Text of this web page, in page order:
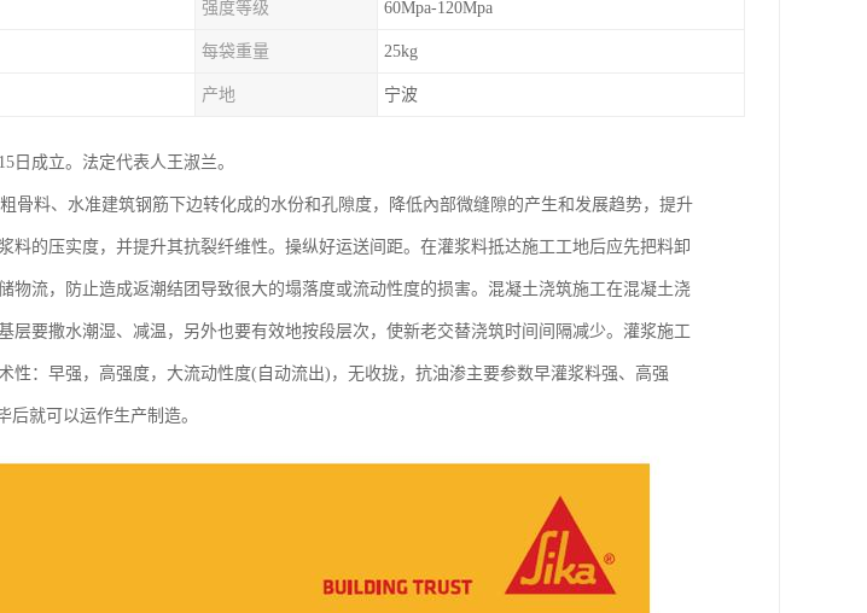
强度等级 60Mpa-120Mpa
每袋重量 25kg
产地 宁波
日成立。法定代表人王淑兰。
骨料、水准建筑钢筋下边转化成的水份和孔隙度，降低內部微缝隙的产生和发展趋势，提升
料的压实度，并提升其抗裂纤维性。操纵好运送间距。在灌浆料抵达施工工地后应先把料卸
物流，防止造成返潮结团导致很大的塌落度或流动性度的损害。混凝土浇筑施工在混凝土浇
层要撒水潮湿、减温，另外也要有效地按段层次，使新老交替浇筑时间间隔减少。灌浆施工
性：早强，高强度，大流动性度(自动流出)，无收拢，抗油渗主要参数早灌浆料强、高强
后就可以运作生产制造。